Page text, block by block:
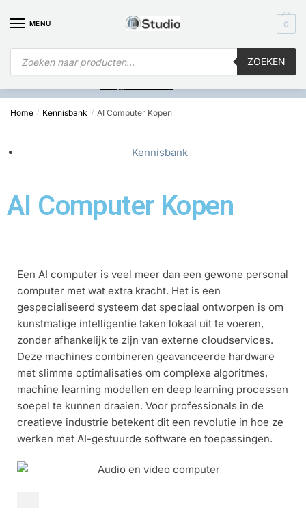
MENU
ZOEKEN
0
uw computer al over op Windows 11? Heeft u vragen stuur een
Home / Kennisbank / AI Computer Kopen
Kennisbank
AI Computer Kopen
Een AI computer is veel meer dan een gewone personal
computer met wat extra kracht. Het is een
gespecialiseerd systeem dat speciaal ontworpen is om
kunstmatige intelligentie taken lokaal uit te voeren,
zonder afhankelijk te zijn van externe cloudservices.
Deze machines combineren geavanceerde hardware
met slimme optimalisaties om complexe algoritmes,
machine learning modellen en deep learning processen
soepel te kunnen draaien. Voor professionals in de
creatieve industrie betekent dit een revolutie in hoe ze
werken met AI-gestuurde software en toepassingen.